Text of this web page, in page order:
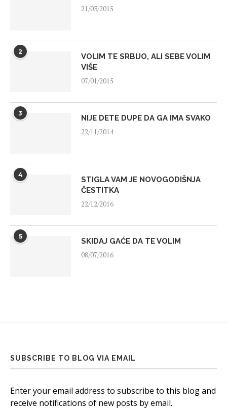
21/03/2015
2
VOLIM TE SRBIJO, ALI SEBE VOLIM
VIŠE
07/01/2015
3
NIJE DETE DUPE DA GA IMA SVAKO
22/11/2014
4
STIGLA VAM JE NOVOGODIŠNJA
ČESTITKA
22/12/2016
5
SKIDAJ GAĆE DA TE VOLIM
08/07/2016
SUBSCRIBE TO BLOG VIA EMAIL
Enter your email address to subscribe to this blog and
receive notifications of new posts by email.